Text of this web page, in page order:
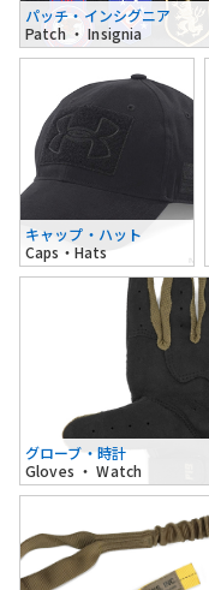
パッチ・インシグニア
Patch ・ Insignia
キャップ・ハット
Caps・Hats
グローブ・時計
Gloves ・ Watch